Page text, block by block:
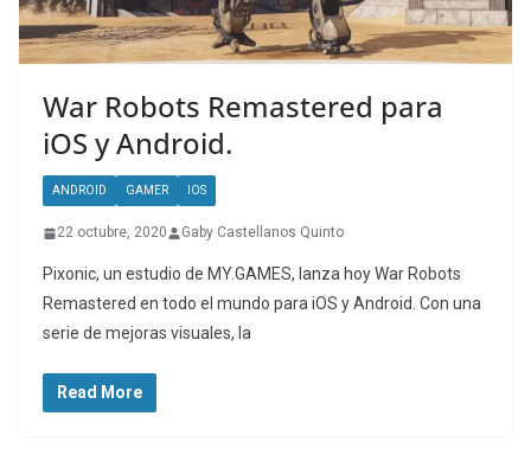
War Robots Remastered para
iOS y Android.
ANDROID GAMER IOS
22 octubre, 2020 Gaby Castellanos Quinto
Pixonic, un estudio de MY.GAMES, lanza hoy War Robots
Remastered en todo el mundo para iOS y Android. Con una
serie de mejoras visuales, la
Read More